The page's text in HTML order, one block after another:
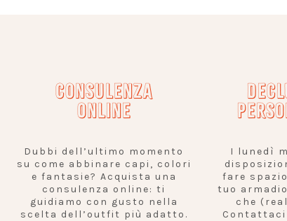
CONSULENZA
ONLINE
Dubbi dell’ultimo momento
su come abbinare capi, colori
e fantasie? Acquista una
consulenza online: ti
guidiamo con gusto nella
scelta dell’outfit più adatto.
I lunedì
fare
tuo
che